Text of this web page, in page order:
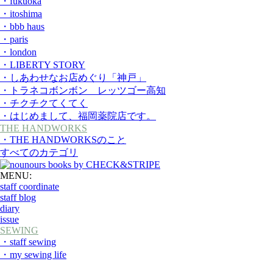
・itoshima
・bbb haus
・paris
・london
・LIBERTY STORY
・しあわせなお店めぐり「神戸」
・トラネコボンボン レッツゴー高知
・チクチクてくてく
・はじめまして、福岡薬院店です。
THE HANDWORKS
・THE HANDWORKSのこと
すべてのカテゴリ
MENU:
staff coordinate
staff blog
diary
issue
SEWING
・staff sewing
・my sewing life